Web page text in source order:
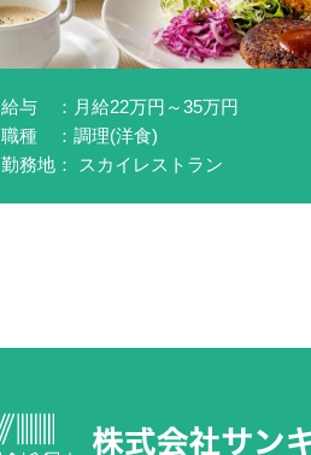
給与 ：月給22万円～35万円
職種 ：調理(洋食)
勤務地： スカイレストラン